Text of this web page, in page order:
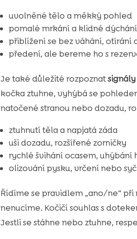
uvolněné tělo a měkký pohled
pomalé mrkání a klidné dýchání
přiblížení se bez váhání, otírání
předení, ale bereme ho s
Je také důležité rozpoznat
kočka ztuhne, vyhýbá se
natočené stranou nebo dozadu,
ztuhnutí těla a napjatá záda
uši dozadu, rozšířené zorničky
rychlé švihání ocasem, uhýbání
olizování pysku, vrčení nebo
Řídíme se pravidlem „ano/ne“
nenucíme. Kočičí souhlas s
Jestli se stáhne nebo ztuhne,